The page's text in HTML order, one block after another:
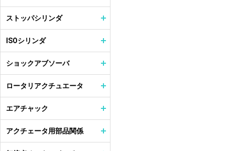
ストッパシリンダ
ISOシリンダ
ショックアブソーバ
ロータリアクチュエータ
エアチャック
アクチェータ用部品関係